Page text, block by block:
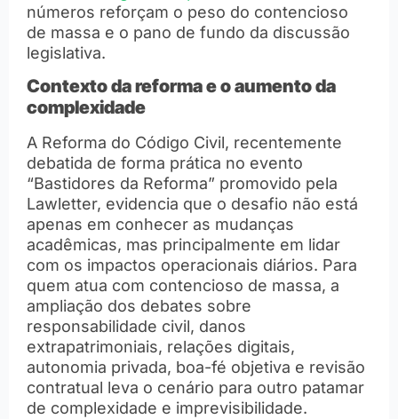
números reforçam o peso do contencioso
de massa e o pano de fundo da discussão
legislativa.
Contexto da reforma e o aumento da
complexidade
A Reforma do Código Civil, recentemente
debatida de forma prática no evento
“Bastidores da Reforma” promovido pela
Lawletter, evidencia que o desafio não está
apenas em conhecer as mudanças
acadêmicas, mas principalmente em lidar
com os impactos operacionais diários. Para
quem atua com contencioso de massa, a
ampliação dos debates sobre
responsabilidade civil, danos
extrapatrimoniais, relações digitais,
autonomia privada, boa-fé objetiva e revisão
contratual leva o cenário para outro patamar
de complexidade e imprevisibilidade.